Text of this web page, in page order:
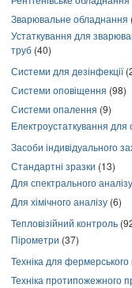
Зварювальне обладнання
Устаткування для
труб (40)
Системи для дезінфекції
Системи оповіщення (98)
Системи опалення (9)
Електроустаткування
Засоби індивідуального
Стандартні зразки (13)
Для спектрального аналізу
Для хімічного аналізу (6)
Тепловізійний контроль
Пірометри (37)
Техніка для фермерського
Техніка протипожежного